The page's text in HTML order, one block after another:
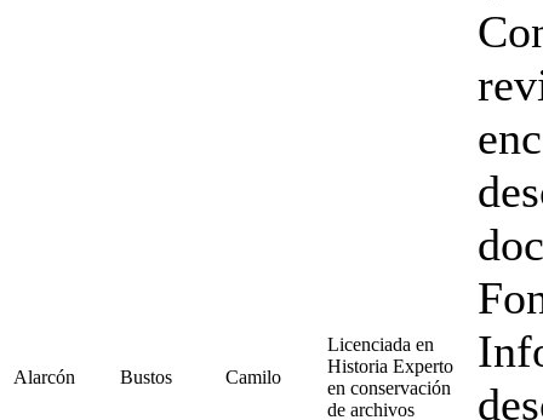
Alarcón Bustos Camilo
Licenciada en
Historia Experto
en conservación
de archivos